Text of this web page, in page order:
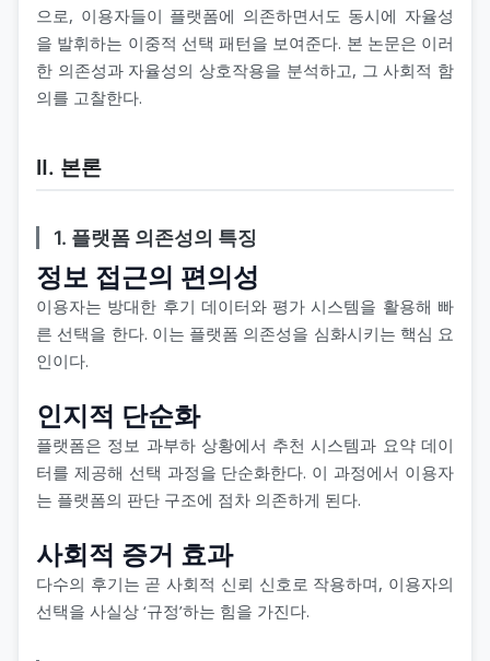
으로, 이용자들이 플랫폼에 의존하면서도 동시에 자율성
을 발휘하는 이중적 선택 패턴을 보여준다. 본 논문은 이러
한 의존성과 자율성의 상호작용을 분석하고, 그 사회적 함
의를 고찰한다.
Ⅱ. 본론
1. 플랫폼 의존성의 특징
정보 접근의 편의성
이용자는 방대한 후기 데이터와 평가 시스템을 활용해 빠
른 선택을 한다. 이는 플랫폼 의존성을 심화시키는 핵심 요
인이다.
인지적 단순화
플랫폼은 정보 과부하 상황에서 추천 시스템과 요약 데이
터를 제공해 선택 과정을 단순화한다. 이 과정에서 이용자
는 플랫폼의 판단 구조에 점차 의존하게 된다.
사회적 증거 효과
다수의 후기는 곧 사회적 신뢰 신호로 작용하며, 이용자의
선택을 사실상 ‘규정’하는 힘을 가진다.